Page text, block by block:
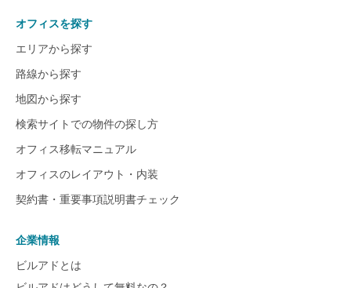
オフィスを探す
エリアから探す
路線から探す
地図から探す
検索サイトでの物件の探し方
オフィス移転マニュアル
オフィスのレイアウト・内装
契約書・重要事項説明書チェック
企業情報
ビルアドとは